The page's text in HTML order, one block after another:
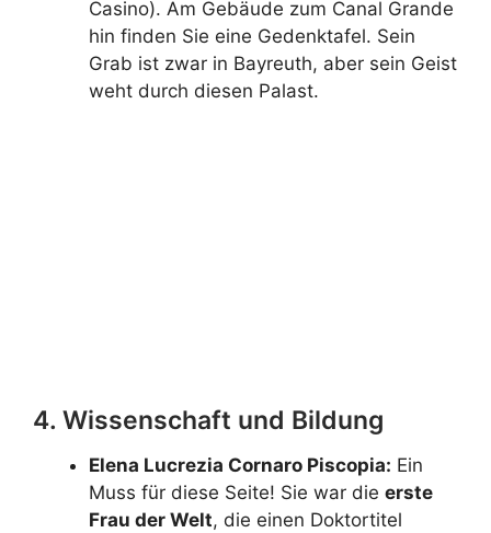
Casino). Am Gebäude zum Canal Grande
hin finden Sie eine Gedenktafel. Sein
Grab ist zwar in Bayreuth, aber sein Geist
weht durch diesen Palast.
4. Wissenschaft und Bildung
Elena Lucrezia Cornaro Piscopia: Ein
Muss für diese Seite! Sie war die erste
Frau der Welt, die einen Doktortitel